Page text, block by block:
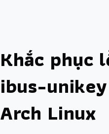
Khắc phục
ibus-
Arch Linux